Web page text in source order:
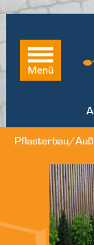
Pflasterbau/